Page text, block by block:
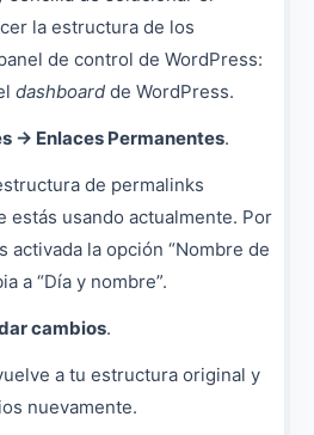
la estructura de los
de control de WordPress:
dashboard de WordPress.
→ Enlaces Permanentes.
de permalinks
estás usando actualmente. Por
activada la opción “Nombre de
a “Día y nombre”.
cambios.
a tu estructura original y
nuevamente.